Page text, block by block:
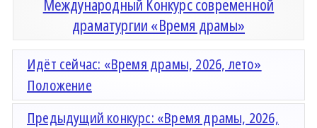
Международный Конкурс современной
драматургии «Время драмы»
Идёт сейчас: «Время драмы, 2026, лето»
Положение
Предыдущий конкурс: «Время драмы, 2026,